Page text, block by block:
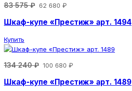
83 575 ₽ 62 680 ₽
Шкаф-купе «Престиж» арт. 1494
Купить
134 240 ₽ 100 680 ₽
Шкаф-купе «Престиж» арт. 1489